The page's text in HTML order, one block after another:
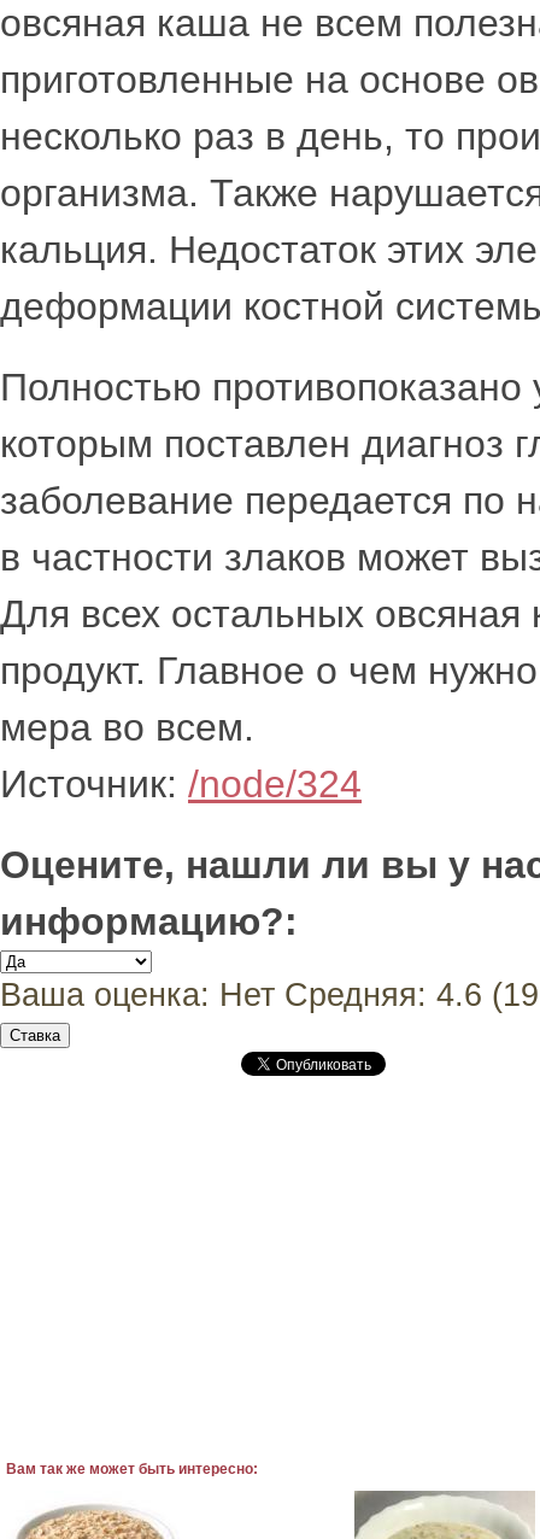
овсяная каша не всем
приготовленные на основе
несколько раз в день, то
организма. Также
кальция. Недостаток этих
деформации костной
Полностью
которым поставлен диагноз
заболевание передается по
в частности злаков может
Для всех остальных
продукт. Главное о чем
мера во всем.
Источник: /node/324
Оцените, нашли ли вы у
информацию?:
Ваша оценка: Нет Средняя: 4.6 (19
Вам так же может быть интересно: